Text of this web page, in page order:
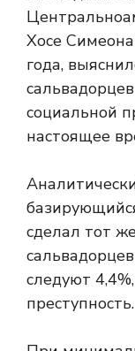
Хосе
года,
социальной
настоящее
сделал тот
следуют
преступность.